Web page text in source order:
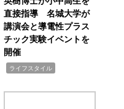
直接指導 名城大学が
講演会と導電性プラス
チック実験イベントを
開催
ライフスタイル